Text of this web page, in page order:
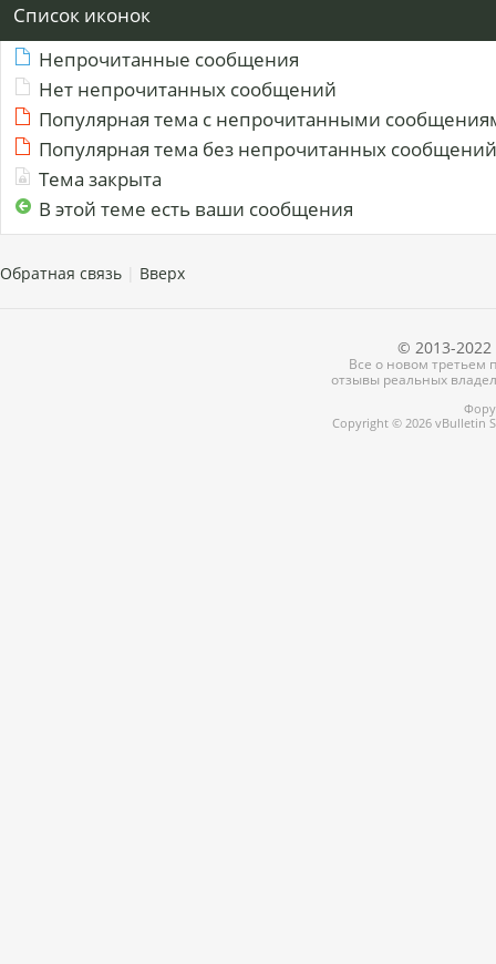
Список иконок
Непрочитанные сообщения
Нет непрочитанных сообщений
Популярная тема с непрочитанными
Популярная тема без непрочитанных сообщений
Тема закрыта
В этой теме есть ваши сообщения
Обратная связь Вверх
© 2013-2022
Все о новом третьем
отзывы реальных
Copyright © 2026 vBulletin